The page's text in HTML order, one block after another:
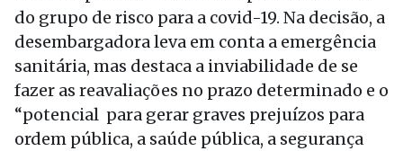
do grupo de risco para a covid-19. Na decisão, a
desembargadora leva em conta a emergência
sanitária, mas destaca a inviabilidade de se
fazer as reavaliações no prazo determinado e o
“potencial para gerar graves prejuízos para
ordem pública, a saúde pública, a segurança